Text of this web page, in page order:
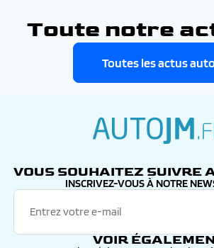
Toute notre
Toutes les actus
VOUS SOUHAITEZ SUIVRE
INSCRIVEZ-VOUS À NOTRE
VOIR